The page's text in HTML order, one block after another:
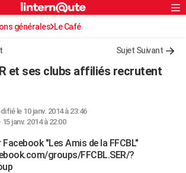
ville
S'inscrire
Connexion
générales Le Café
Sujet Suivant
et ses clubs affiliés recrutent
le 10 janv. 2014 à 23:46
15 janv. 2014 à 22:00
"Les Amis de la FFCBL"
groups/FFCBL.SER/?